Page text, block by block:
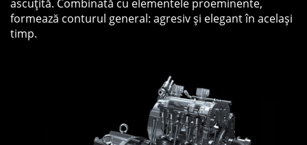
ascuțită. Combinată cu elementele proeminente,
formează conturul general: agresiv și elegant în același
timp.